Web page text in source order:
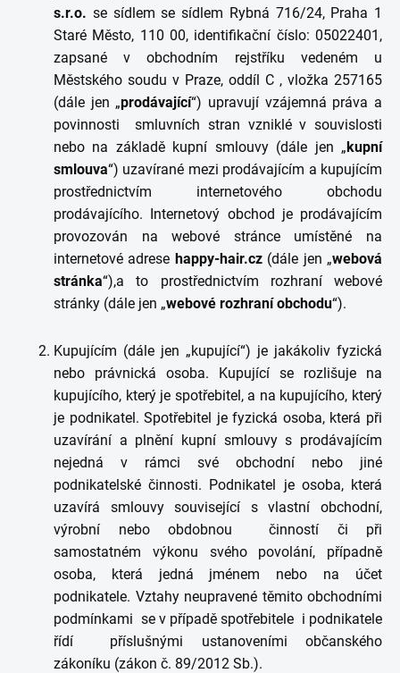
s.r.o. se sídlem se sídlem Rybná 716/24, Praha 1
Staré Město, 110 00, identifikační číslo: 05022401,
zapsané v obchodním rejstříku vedeném u
Městského soudu v Praze, oddíl C , vložka 257165
(dále jen „prodávající“) upravují vzájemná práva a
povinnosti smluvních stran vzniklé v souvislosti
nebo na základě kupní smlouvy (dále jen „kupní
smlouva“) uzavírané mezi prodávajícím a kupujícím
prostřednictvím internetového obchodu
prodávajícího. Internetový obchod je prodávajícím
provozován na webové stránce umístěné na
internetové adrese happy-hair.cz (dále jen „webová
stránka“),a to prostřednictvím rozhraní webové
stránky (dále jen „webové rozhraní obchodu“).
Kupujícím (dále jen „kupující“) je jakákoliv fyzická
nebo právnická osoba. Kupující se rozlišuje na
kupujícího, který je spotřebitel, a na kupujícího, který
je podnikatel. Spotřebitel je fyzická osoba, která při
uzavírání a plnění kupní smlouvy s prodávajícím
nejedná v rámci své obchodní nebo jiné
podnikatelské činnosti. Podnikatel je osoba, která
uzavírá smlouvy související s vlastní obchodní,
výrobní nebo obdobnou činností či při
samostatném výkonu svého povolání, případně
osoba, která jedná jménem nebo na účet
podnikatele. Vztahy neupravené těmito obchodními
podmínkami se v případě spotřebitele i podnikatele
řídí příslušnými ustanoveními občanského
zákoníku (zákon č. 89/2012 Sb.).